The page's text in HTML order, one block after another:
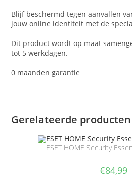
Blijf beschermd tegen aanvallen
jouw online identiteit met de
Dit product wordt op maat
tot 5 werkdagen.
0 maanden garantie
Gerelateerde producten
ESET HOME Security
€84,99